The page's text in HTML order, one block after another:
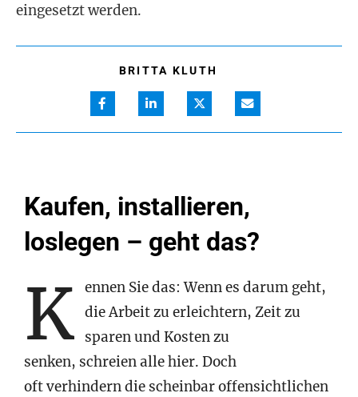
eingesetzt werden.
BRITTA KLUTH
Kaufen, installieren,
loslegen – geht das?
K ennen Sie das: Wenn es darum geht,
die Arbeit zu erleichtern, Zeit zu
sparen und Kosten zu
senken, schreien alle hier. Doch
oft verhindern die scheinbar offensichtlichen